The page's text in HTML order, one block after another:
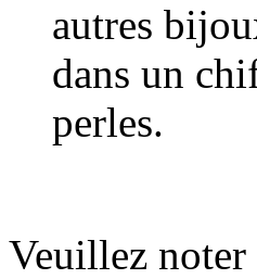
autres
dans un
perles.
Veuillez noter